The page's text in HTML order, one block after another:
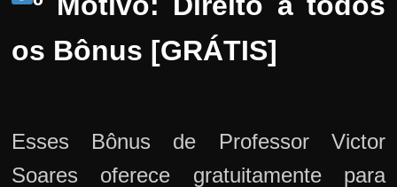
os Bônus [GRÁTIS]
Esses Bônus de Professor Victor
Soares oferece gratuitamente para